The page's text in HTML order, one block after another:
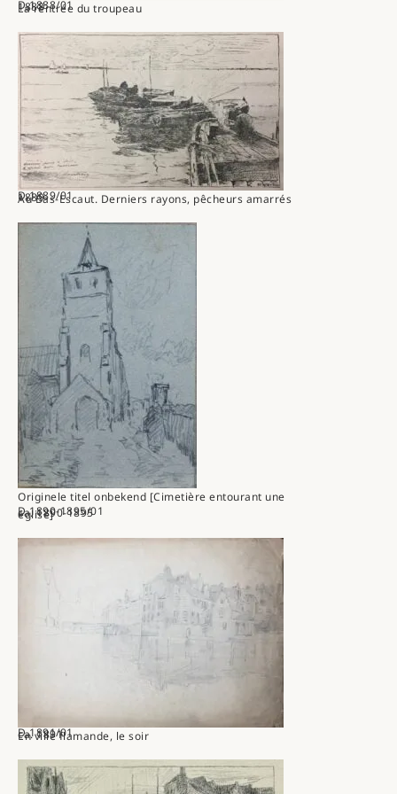
La rentrée du troupeau
1888
D.1888/01
Au Bas-Escaut. Derniers rayons, pêcheurs amarrés
1889
D.1889/01
Originele titel onbekend [Cimetière entourant une
église]
ca. 1890-1895
D.1890-1895/01
En ville flamande, le soir
ca. 1891
D.1891/01